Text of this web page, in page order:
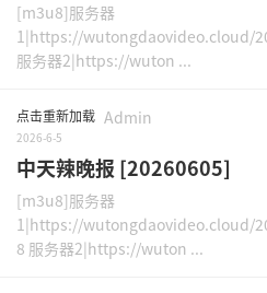
[m3u8]服务器
1|https://wutongdaovideo.cloud/
服务器2|https://wuton ...
点击重新加载 Admin
2026-6-5
中天辣晚报 [20260605]
[m3u8]服务器
1|https://wutongdaovideo.cloud/
8 服务器2|https://wuton ...